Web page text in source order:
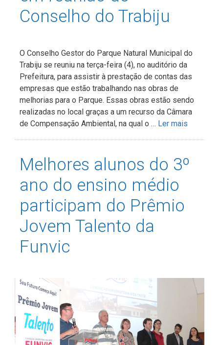
Conselho do Trabiju
O Conselho Gestor do Parque Natural Municipal do
Trabiju se reuniu na terça-feira (4), no auditório da
Prefeitura, para assistir à prestação de contas das
empresas que estão trabalhando nas obras de
melhorias para o Parque. Essas obras estão sendo
realizadas no local graças a um recurso da Câmara
de Compensação Ambiental, na qual o … Ler mais
Melhores alunos do 3º
ano do ensino médio
participam do Prêmio
Jovem Talento da
Funvic